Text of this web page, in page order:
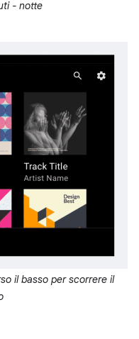
- notte
il basso per scorrere il